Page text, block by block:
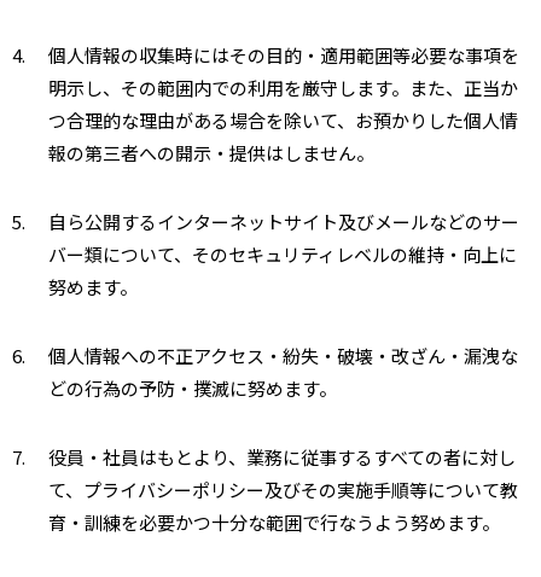
4.
個人情報の収集時にはその目的・適用範囲等必要な事項を
明示し、その範囲内での利用を厳守します。また、正当か
つ合理的な理由がある場合を除いて、お預かりした個人情
報の第三者への開示・提供はしません。
5.
自ら公開するインターネットサイト及びメールなどのサー
バー類について、そのセキュリティレベルの維持・向上に
努めます。
6.
個人情報への不正アクセス・紛失・破壊・改ざん・漏洩な
どの行為の予防・撲滅に努めます。
7.
役員・社員はもとより、業務に従事するすべての者に対し
て、プライバシーポリシー及びその実施手順等について教
育・訓練を必要かつ十分な範囲で行なうよう努めます。